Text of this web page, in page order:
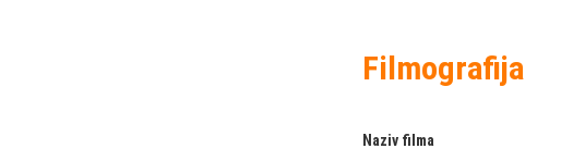
Filmografija
Naziv filma